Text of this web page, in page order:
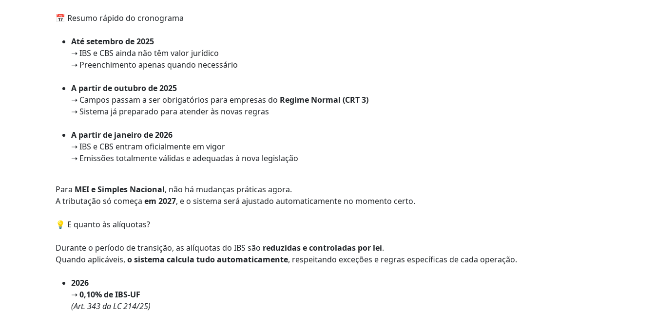
📅 Resumo rápido do cronograma
Até setembro de 2025
➝ IBS e CBS ainda não têm valor jurídico
➝ Preenchimento apenas quando necessário
A partir de outubro de 2025
➝ Campos passam a ser obrigatórios para empresas do Regime Normal (CRT 3)
➝ Sistema já preparado para atender às novas regras
A partir de janeiro de 2026
➝ IBS e CBS entram oficialmente em vigor
➝ Emissões totalmente válidas e adequadas à nova legislação
Para MEI e Simples Nacional, não há mudanças práticas agora.
A tributação só começa em 2027, e o sistema será ajustado automaticamente no momento certo.
💡 E quanto às alíquotas?
Durante o período de transição, as alíquotas do IBS são reduzidas e controladas por lei.
Quando aplicáveis, o sistema calcula tudo automaticamente, respeitando exceções e regras específicas de cada operação.
2026
➝0,10% de IBS-UF
(Art. 343 da LC 214/25)